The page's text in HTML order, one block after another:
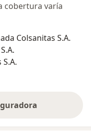
cobertura varía
Colsanitas S.A.